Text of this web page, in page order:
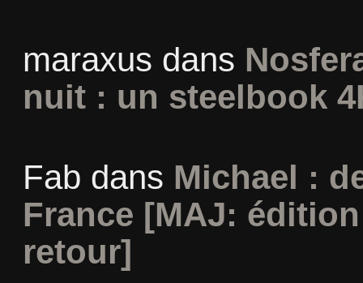
maraxus dans
nuit : un steelbook
Fab dans Michael :
France [MAJ:
retour]